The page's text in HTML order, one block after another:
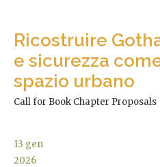
Ricostruire
e sicurezza
spazio urbano
Call for Book Chapter Proposals
13 gen
2026